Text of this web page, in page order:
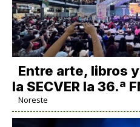
Entre arte, libros
la SECVER la 36.ª
Noreste